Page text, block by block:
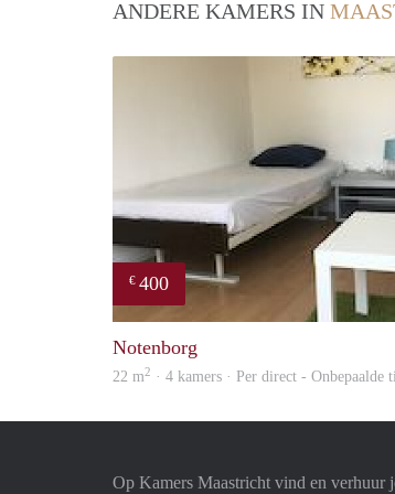
ANDERE KAMERS IN
€ 400
Notenborg
22 m2 · 4 kamers · Per direct - Onbepaalde
Op Kamers Maastricht vind en verhuur